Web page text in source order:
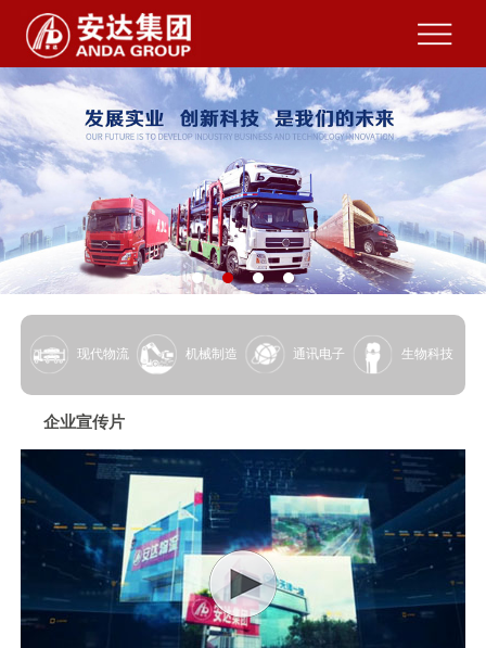
现代物流 机械制造 通讯电子 生物科技
企业宣传片